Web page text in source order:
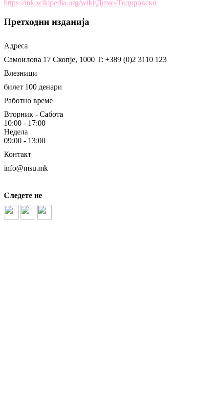
https://mk.wikipedia.org/wiki/Димо-Тодоровски
Претходни изданија
Адреса
Самоилова 17 Скопје, 1000 T: +389 (0)2 3110 123
Влезници
билет 100 денари
Работно време
Вторник - Сабота
10:00 - 17:00
Недела
09:00 - 13:00
Контакт
info@msu.mk
Следете не